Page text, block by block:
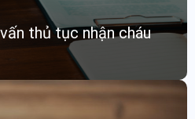
thủ tục nhận cháu